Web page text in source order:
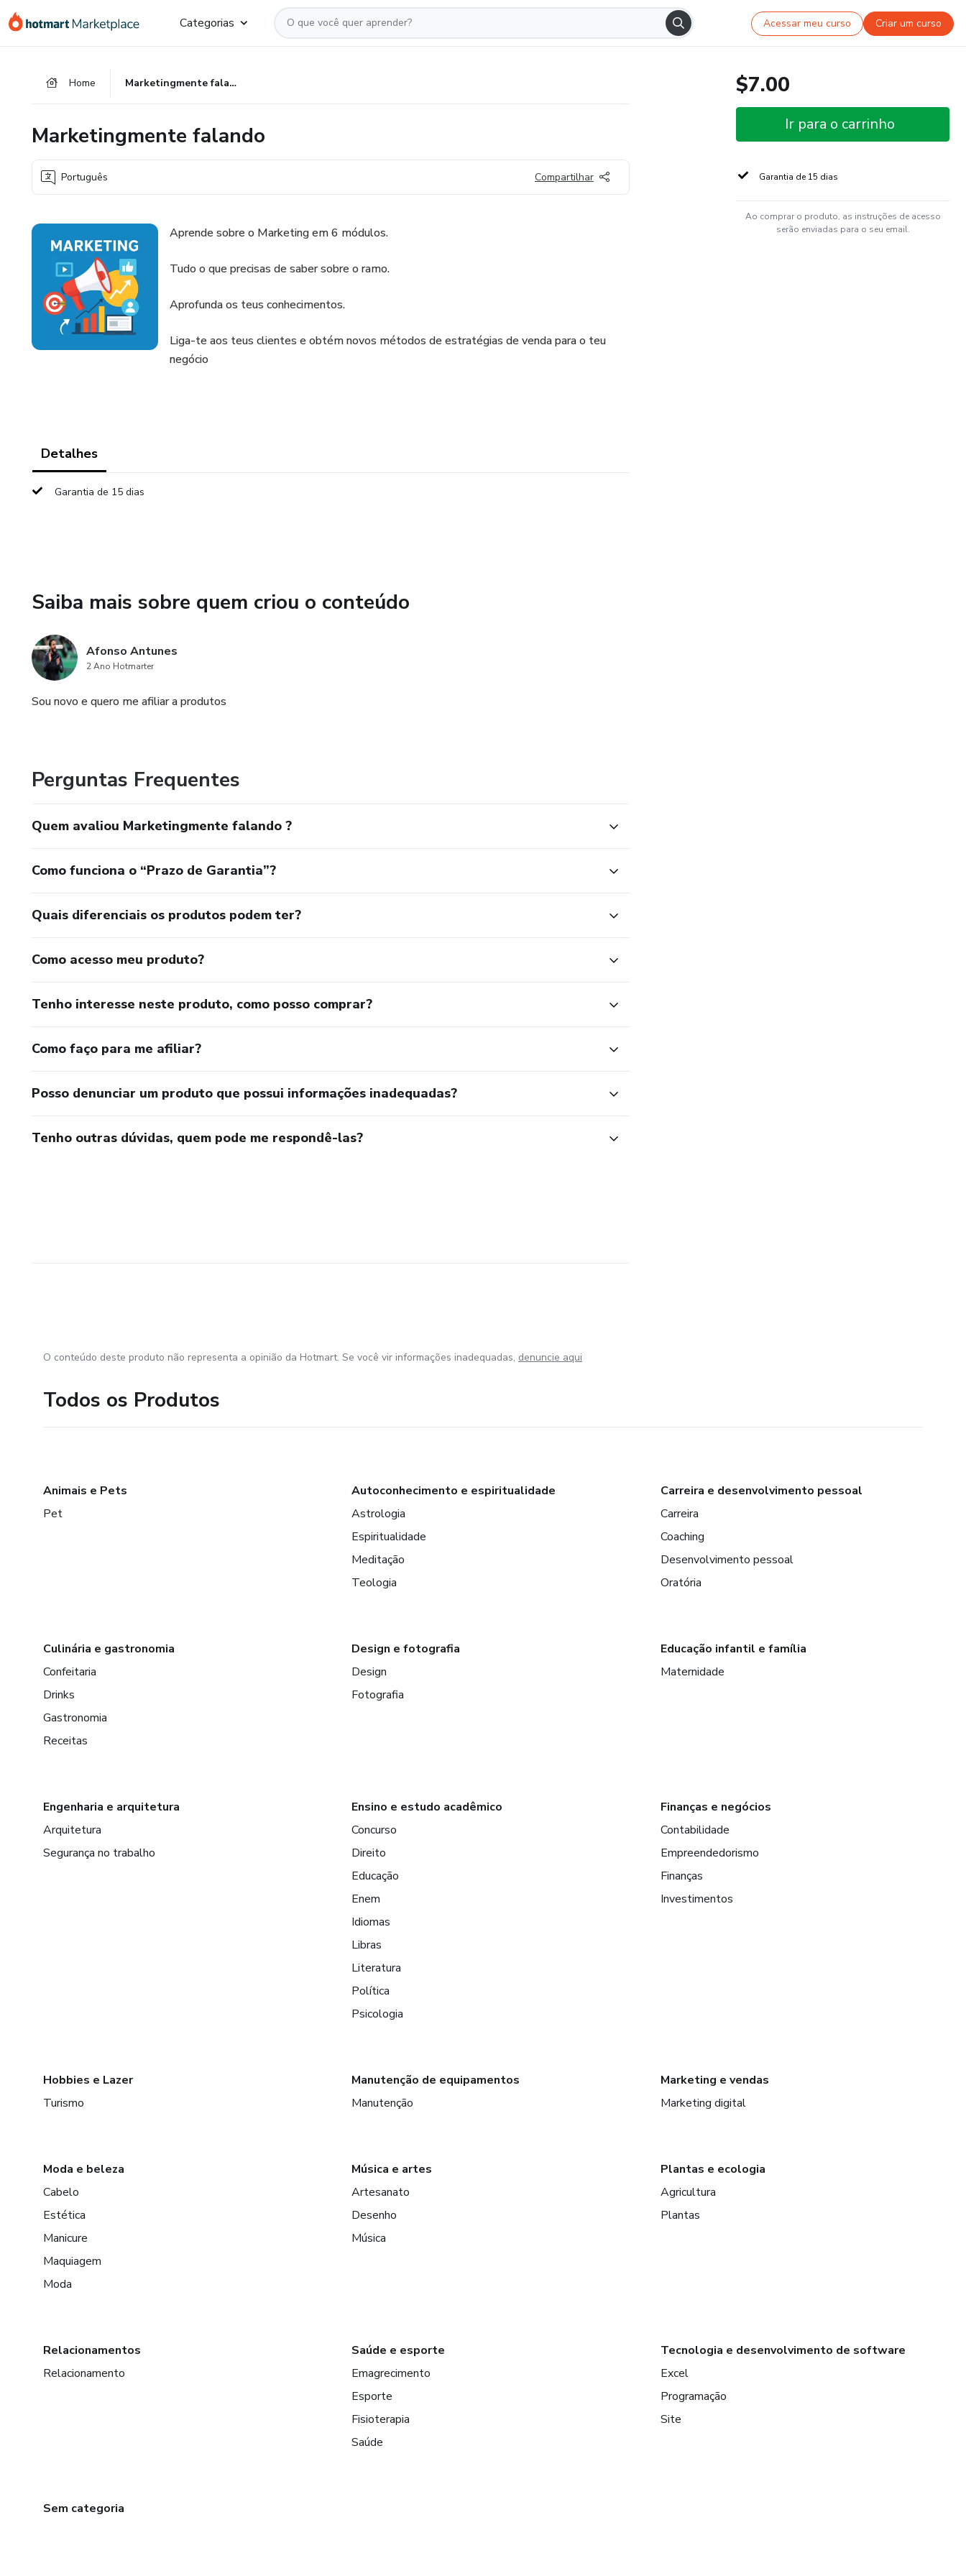
para
para
para
Categorias Acessar meu curso Criar um curso
Home Marketingmente falando
Marketingmente falando
Português Compartilhar
Aprende sobre o Marketing em 6 módulos.
Tudo o que precisas de saber sobre o ramo.
Aprofunda os teus conhecimentos.
Liga-te aos teus clientes e obtém novos métodos de estratégias de venda para o teu
negócio
Detalhes
Garantia de 15 dias
Saiba mais sobre quem criou o conteúdo
Afonso Antunes
2 Ano Hotmarter
Sou novo e quero me afiliar a produtos
Perguntas Frequentes
Quem avaliou Marketingmente falando ?
Como funciona o “Prazo de Garantia”?
Quais diferenciais os produtos podem ter?
Como acesso meu produto?
Tenho interesse neste produto, como posso comprar?
Como faço para me afiliar?
Posso denunciar um produto que possui informações inadequadas?
Tenho outras dúvidas, quem pode me respondê-las?
$7.00
Ir para o carrinho
Garantia de 15 dias
Ao comprar o produto, as instruções de acesso
serão enviadas para o seu email.
O conteúdo deste produto não representa a opinião da Hotmart. Se você vir informações inadequadas, denuncie aqui
Todos os Produtos
Animais e Pets
Pet
Autoconhecimento e espiritualidade
Astrologia
Espiritualidade
Meditação
Teologia
Carreira e desenvolvimento pessoal
Carreira
Coaching
Desenvolvimento pessoal
Oratória
Culinária e gastronomia
Confeitaria
Drinks
Gastronomia
Receitas
Design e fotografia
Design
Fotografia
Educação infantil e família
Maternidade
Engenharia e arquitetura
Arquitetura
Segurança no trabalho
Ensino e estudo acadêmico
Concurso
Direito
Educação
Enem
Idiomas
Libras
Literatura
Política
Psicologia
Finanças e negócios
Contabilidade
Empreendedorismo
Finanças
Investimentos
Hobbies e Lazer
Turismo
Manutenção de equipamentos
Manutenção
Marketing e vendas
Marketing digital
Moda e beleza
Cabelo
Estética
Manicure
Maquiagem
Moda
Música e artes
Artesanato
Desenho
Música
Plantas e ecologia
Agricultura
Plantas
Relacionamentos
Relacionamento
Saúde e esporte
Emagrecimento
Esporte
Fisioterapia
Saúde
Tecnologia e desenvolvimento de software
Excel
Programação
Site
Sem categoria